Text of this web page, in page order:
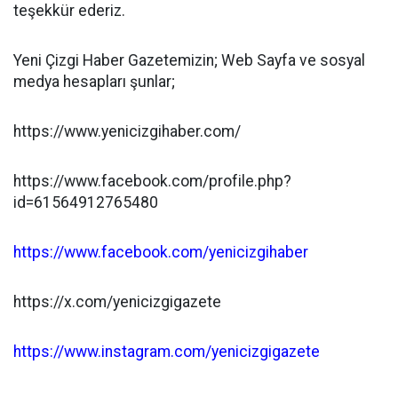
teşekkür ederiz.
Yeni Çizgi Haber Gazetemizin; Web Sayfa ve sosyal
medya hesapları şunlar;
https://www.yenicizgihaber.com/
https://www.facebook.com/profile.php?
id=61564912765480
https://www.facebook.com/yenicizgihaber
https://x.com/yenicizgigazete
https://www.instagram.com/yenicizgigazete